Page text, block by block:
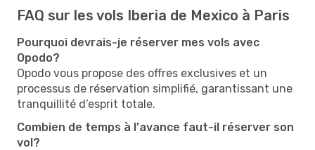
FAQ sur les vols Iberia de Mexico à Paris
Pourquoi devrais-je réserver mes vols avec
Opodo?
Opodo vous propose des offres exclusives et un
processus de réservation simplifié, garantissant une
tranquillité d’esprit totale.
Combien de temps à l'avance faut-il réserver son
vol?